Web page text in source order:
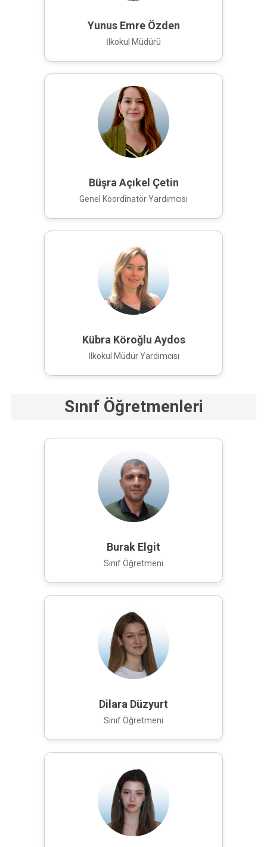
Yunus Emre Özden
İlkokul Müdürü
Büşra Açıkel Çetin
Genel Koordinatör Yardımcısı
Kübra Köroğlu Aydos
İlkokul Müdür Yardımcısı
Sınıf Öğretmenleri
Burak Elgit
Sınıf Öğretmeni
Dilara Düzyurt
Sınıf Öğretmeni